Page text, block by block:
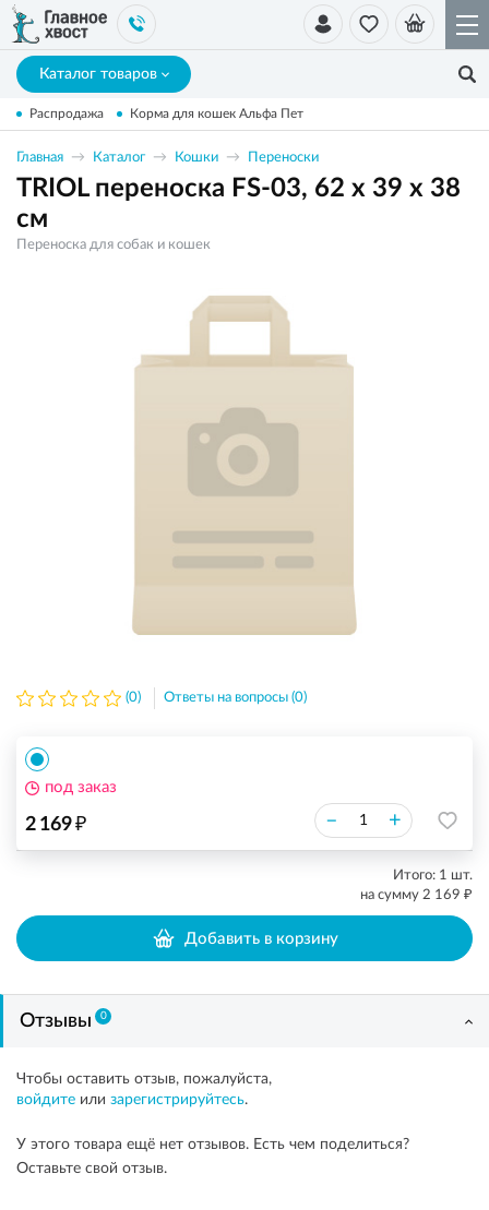
Каталог товаров
Распродажа Корма для кошек Альфа Пет
Главная Каталог Кошки Переноски
TRIOL переноска FS-03, 62 x 39 x 38
см
Переноска для собак и кошек
(0) Ответы на вопросы (0)
2 169₽ – +
под заказ
Итого: 1 шт.
на сумму 2 169 ₽
Добавить в корзину
Отзывы 0
Чтобы оставить отзыв, пожалуйста,
войдите или зарегистрируйтесь.
У этого товара ещё нет отзывов. Есть чем поделиться?
Оставьте свой отзыв.